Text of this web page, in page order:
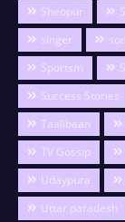
Sheopur
singer
Sportsm
Success Stories
Taalibaan
TV Gossip
Udaypura
Uttar paradesh